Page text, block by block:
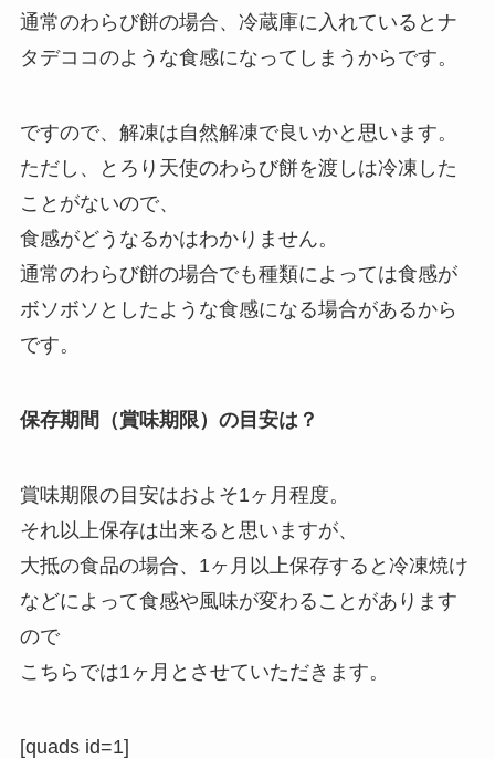
通常のわらび餅の場合、冷蔵庫に入れているとナ
タデココのような食感になってしまうからです。
ですので、解凍は自然解凍で良いかと思います。
ただし、とろり天使のわらび餅を渡しは冷凍した
ことがないので、
食感がどうなるかはわかりません。
通常のわらび餅の場合でも種類によっては食感が
ボソボソとしたような食感になる場合があるから
です。
保存期間（賞味期限）の目安は？
賞味期限の目安はおよそ1ヶ月程度。
それ以上保存は出来ると思いますが、
大抵の食品の場合、1ヶ月以上保存すると冷凍焼け
などによって食感や風味が変わることがあります
ので
こちらでは1ヶ月とさせていただきます。
[quads id=1]